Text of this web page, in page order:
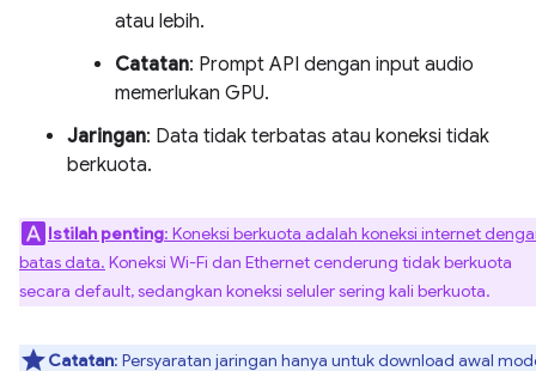
atau lebih.
Catatan: Prompt API dengan input audio
memerlukan GPU.
Jaringan: Data tidak terbatas atau koneksi tidak
berkuota.
Istilah penting: Koneksi berkuota adalah koneksi internet
batas data. Koneksi Wi-Fi dan Ethernet cenderung tidak berkuota
secara default, sedangkan koneksi seluler sering kali berkuota.
Catatan: Persyaratan jaringan hanya untuk download awal